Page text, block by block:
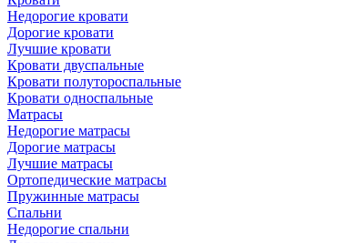
Недорогие кровати
Дорогие кровати
Лучшие кровати
Кровати двуспальные
Кровати полутороспальные
Кровати односпальные
Матрасы
Недорогие матрасы
Дорогие матрасы
Лучшие матрасы
Ортопедические матрасы
Пружинные матрасы
Cпальни
Недорогие спальни